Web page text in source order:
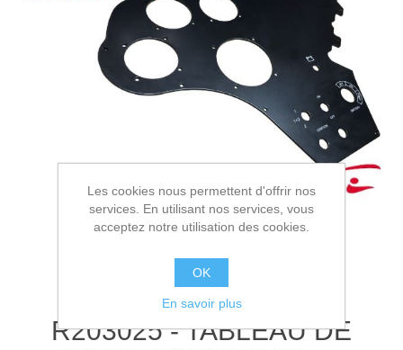
R203025 - TABLEAU DE
Les cookies nous permettent d'offrir nos
services. En utilisant nos services, vous
acceptez notre utilisation des cookies.
OK
En savoir plus